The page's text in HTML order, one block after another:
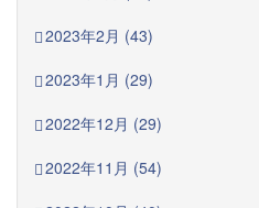
2023年2月 (43)
2023年1月 (29)
2022年12月 (29)
2022年11月 (54)